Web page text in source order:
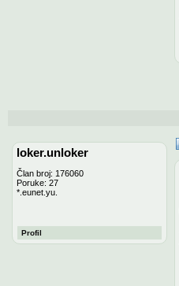
loker.unloker
Član broj: 176060
Poruke: 27
*.eunet.yu.
Profil